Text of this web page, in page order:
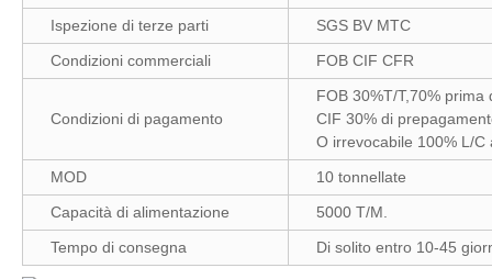
Ispezione di terze parti
SGS BV MTC
Condizioni commerciali
FOB CIF CFR
Condizioni di pagamento
FOB 30%T/T,70% prima
CIF 30% di
O irrevocabile 100% L/C
MOD
10 tonnellate
Capacità di alimentazione
5000 T/M.
Tempo di consegna
Di solito entro 10-45